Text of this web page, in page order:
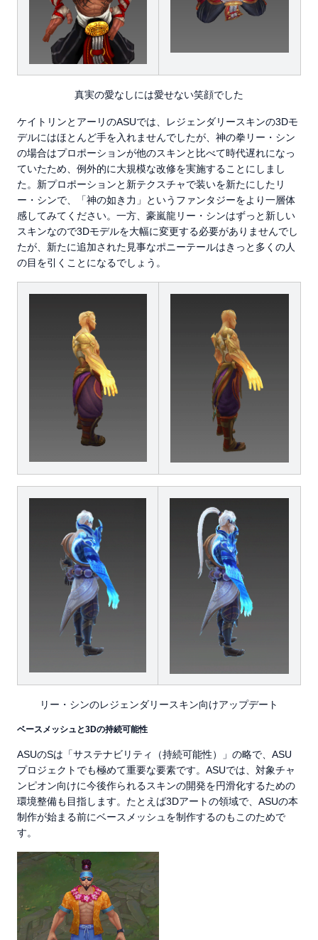
真実の愛なしには愛せない笑顔でした
ケイトリンとアーリのASUでは、レジェンダリースキンの3Dモ
デルにはほとんど手を入れませんでしたが、神の拳リー・シン
の場合はプロポーションが他のスキンと比べて時代遅れになっ
ていたため、例外的に大規模な改修を実施することにしまし
た。新プロポーションと新テクスチャで装いを新たにしたリ
ー・シンで、「神の如き力」というファンタジーをより一層体
感してみてください。一方、豪嵐龍リー・シンはずっと新しい
スキンなので3Dモデルを大幅に変更する必要がありませんでし
たが、新たに追加された見事なポニーテールはきっと多くの人
の目を引くことになるでしょう。
リー・シンのレジェンダリースキン向けアップデート
ベースメッシュと3Dの持続可能性
ASUのSは「サステナビリティ（持続可能性）」の略で、ASU
プロジェクトでも極めて重要な要素です。ASUでは、対象チャ
ンピオン向けに今後作られるスキンの開発を円滑化するための
環境整備も目指します。たとえば3Dアートの領域で、ASUの本
制作が始まる前にベースメッシュを制作するのもこのためで
す。